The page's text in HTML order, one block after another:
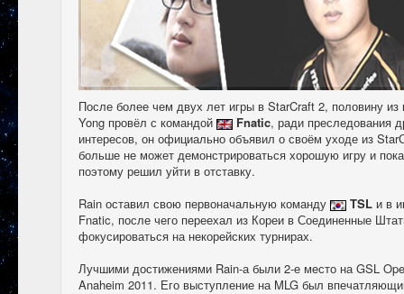
После более чем двух лет игры в StarCraft 2, половину
Yong провёл с командой
Fnatic, ради преследования
интересов, он официально объявил о своём уходе из
больше не может демонстрироваться хорошую игру и
поэтому решил уйти в отставку.
Rain оставил свою первоначальную команду
TSL и в
Fnatic, после чего переехал из Кореи в Соединенные
фокусироваться на некорейских турнирах.
Лучшими достижениями Rain-а были 2-е место на GSL
Anaheim 2011. Его выступление на MLG был